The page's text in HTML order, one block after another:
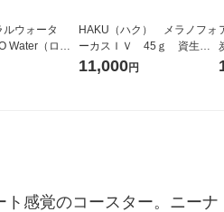
ルウォータ
Water（ロハ
2L ラベルレ
HAKU（ハク） メラノフォ
ーカスＩＶ 45ｇ 資生
堂 おまけ付き
11,000円
感覚のコースター。ニー